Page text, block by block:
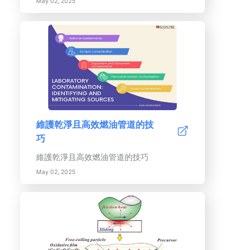
維護乾淨且高效燃油管道的技
巧
維護乾淨且高效燃油管道的技巧
May 02, 2025